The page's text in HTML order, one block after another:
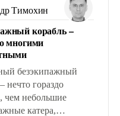
брать на себя
помогать
вперед и
Тимохин
корабль –
многими
безэкипажный
нечто гораздо
чем небольшие
катера,